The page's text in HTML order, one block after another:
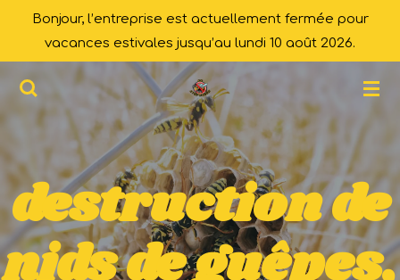
Passer
principal
Bonjour, l’entreprise est actuellement fermée pour
vacances estivales jusqu’au lundi 10 août 2026.
destruction de